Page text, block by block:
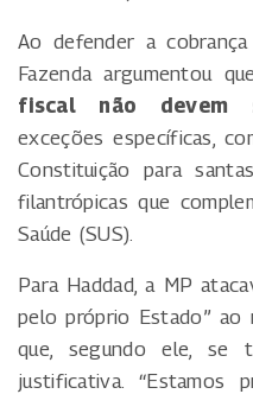
Ao defender a
Fazenda argumentou
fiscal não devem
exceções específicas,
Constituição para
filantrópicas que
Saúde (SUS).
Para Haddad, a MP
pelo próprio Estado” ao
que, segundo ele, se
justificativa. “Estamos